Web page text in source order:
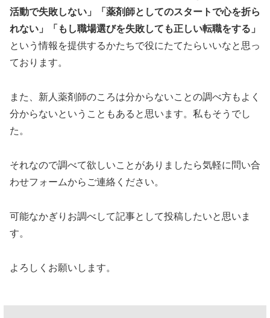
活動で失敗しない」「薬剤師としてのスタートで心を折ら
れない」「もし職場選びを失敗しても正しい転職をする」
という情報を提供するかたちで役にたてたらいいなと思っ
ております。
また、新人薬剤師のころは分からないことの調べ方もよく
分からないということもあると思います。私もそうでし
た。
それなので調べて欲しいことがありましたら気軽に問い合
わせフォームからご連絡ください。
可能なかぎりお調べして記事として投稿したいと思いま
す。
よろしくお願いします。